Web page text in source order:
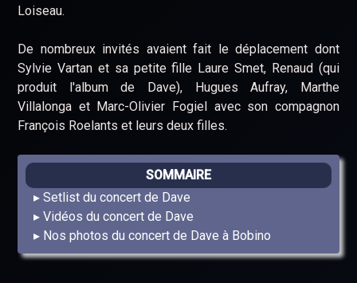
Loiseau.
De nombreux invités avaient fait le déplacement dont
Sylvie Vartan et sa petite fille Laure Smet, Renaud (qui
produit l'album de Dave), Hugues Aufray, Marthe
Villalonga et Marc-Olivier Fogiel avec son compagnon
François Roelants et leurs deux filles.
SOMMAIRE
Setlist du concert de Dave
Vidéos du concert de Dave
Nos photos du concert de Dave à Bobino